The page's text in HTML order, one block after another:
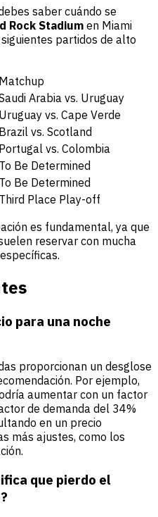
saber cuándo se
Rock Stadiumen Miami
partidos de alto
Matchup
Arabia vs. Uruguay
Uruguay vs. Cape Verde
Brazil vs. Scotland
Portugal vs. Colombia
To Be Determined
To Be Determined
Third Place Play-off
es fundamental, ya que
reservar con mucha
para una noche
proporcionan un desglose
Por ejemplo,
aumentar con un factor
de demanda del 34%
en un precio
más ajustes, como los
que pierdo el